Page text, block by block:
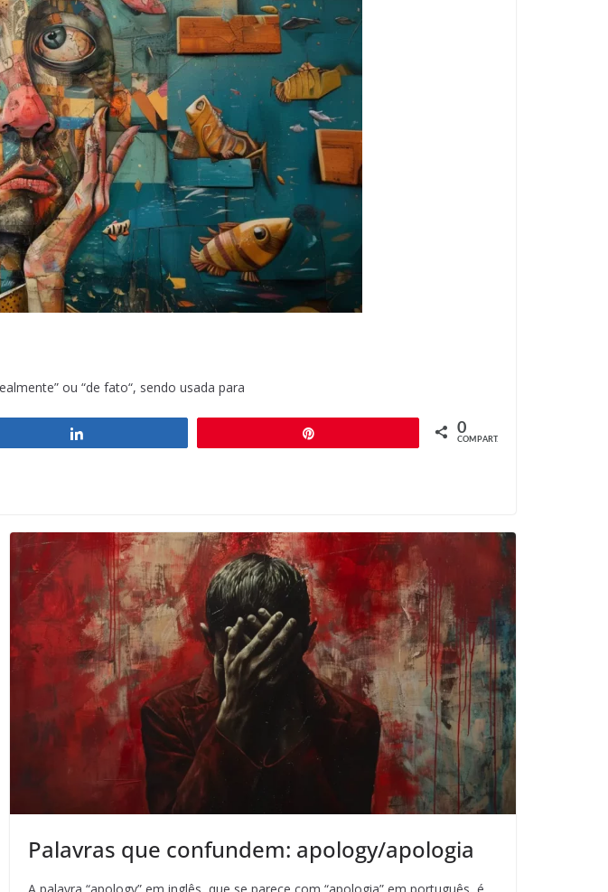
ou “de fato“, sendo usada para
0
COMPART.
Palavras que confundem: apology/apologia
A palavra “apology” em inglês, que se parece com “apologia” em português, é